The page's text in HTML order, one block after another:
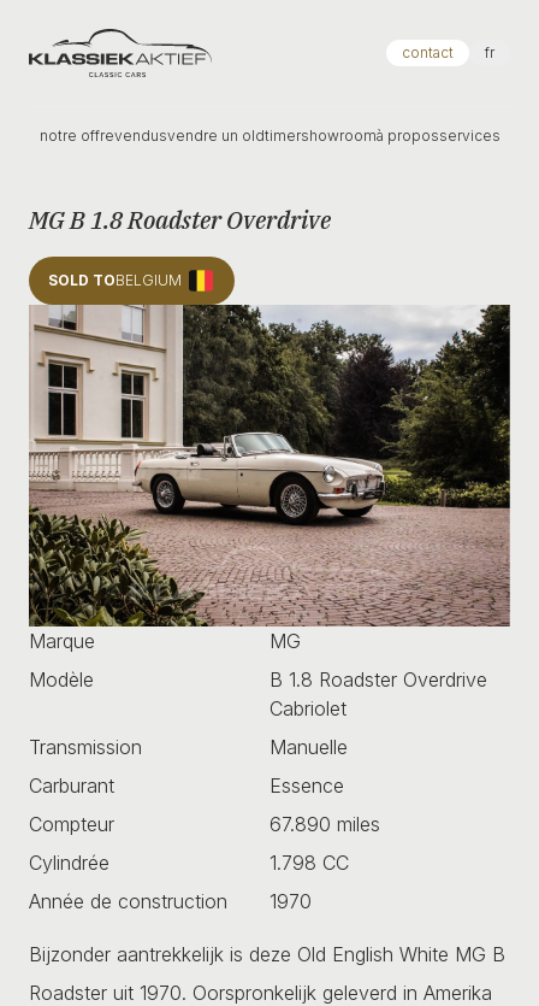
Klassiek Aktief contact fr
notre offrevendusvendre un oldtimershowroomà proposservices
MG B 1.8 Roadster Overdrive
SOLD TOBELGIUM
Marque
MG
Modèle
B 1.8 Roadster Overdrive
Cabriolet
Transmission
Manuelle
Carburant
Essence
Compteur
67.890 miles
Cylindrée
1.798 CC
Année de construction
1970
Bijzonder aantrekkelijk is deze Old English White MG B
Roadster uit 1970. Oorspronkelijk geleverd in Amerika